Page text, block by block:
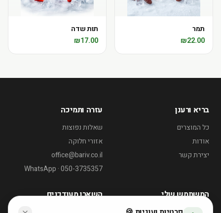
תמר
₪22.00
תות שדה
₪17.00
בריא ורענן
כל המוצרים
אודות
יצירת קשר
עזרה ותמיכה
שאלות נפוצות
אזורי חלוקה
office@bariv.co.il
WhatsApp · 050-3735357
המשתמש שלי השארו מעודכנים